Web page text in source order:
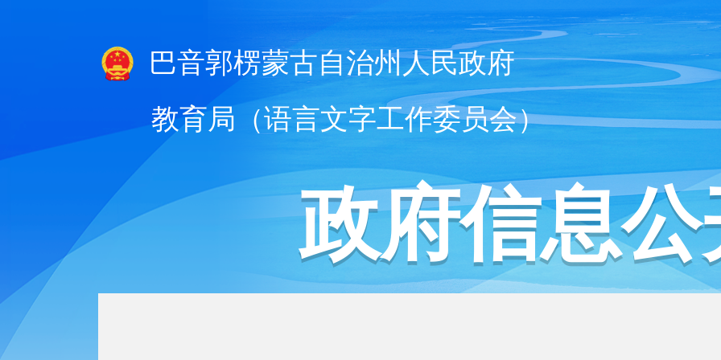
巴音郭楞蒙古自治州人民政府
教育局（语言文字工作委员会）
政府信息公